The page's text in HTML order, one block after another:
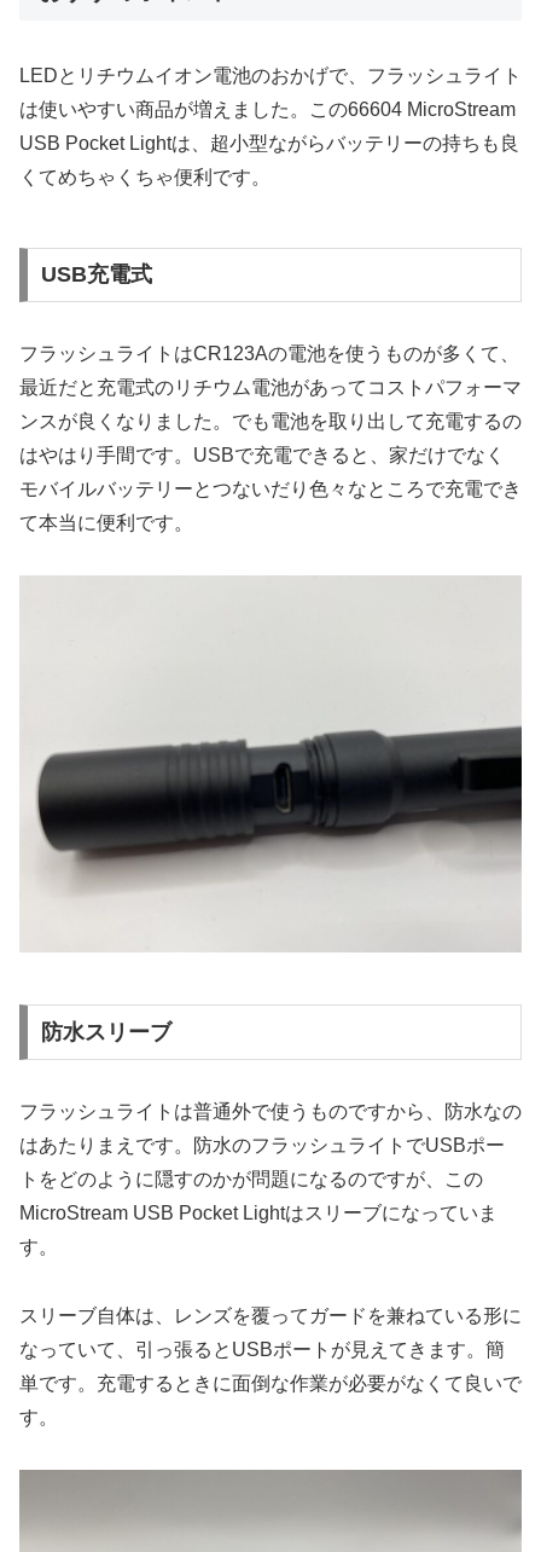
LEDとリチウムイオン電池のおかげで、フラッシュライト
は使いやすい商品が増えました。この66604 MicroStream
USB Pocket Lightは、超小型ながらバッテリーの持ちも良
くてめちゃくちゃ便利です。
USB充電式
フラッシュライトはCR123Aの電池を使うものが多くて、
最近だと充電式のリチウム電池があってコストパフォーマ
ンスが良くなりました。でも電池を取り出して充電するの
はやはり手間です。USBで充電できると、家だけでなく
モバイルバッテリーとつないだり色々なところで充電でき
て本当に便利です。
防水スリーブ
フラッシュライトは普通外で使うものですから、防水なの
はあたりまえです。防水のフラッシュライトでUSBポー
トをどのように隠すのかが問題になるのですが、この
MicroStream USB Pocket Lightはスリーブになっていま
す。
スリーブ自体は、レンズを覆ってガードを兼ねている形に
なっていて、引っ張るとUSBポートが見えてきます。簡
単です。充電するときに面倒な作業が必要がなくて良いで
す。